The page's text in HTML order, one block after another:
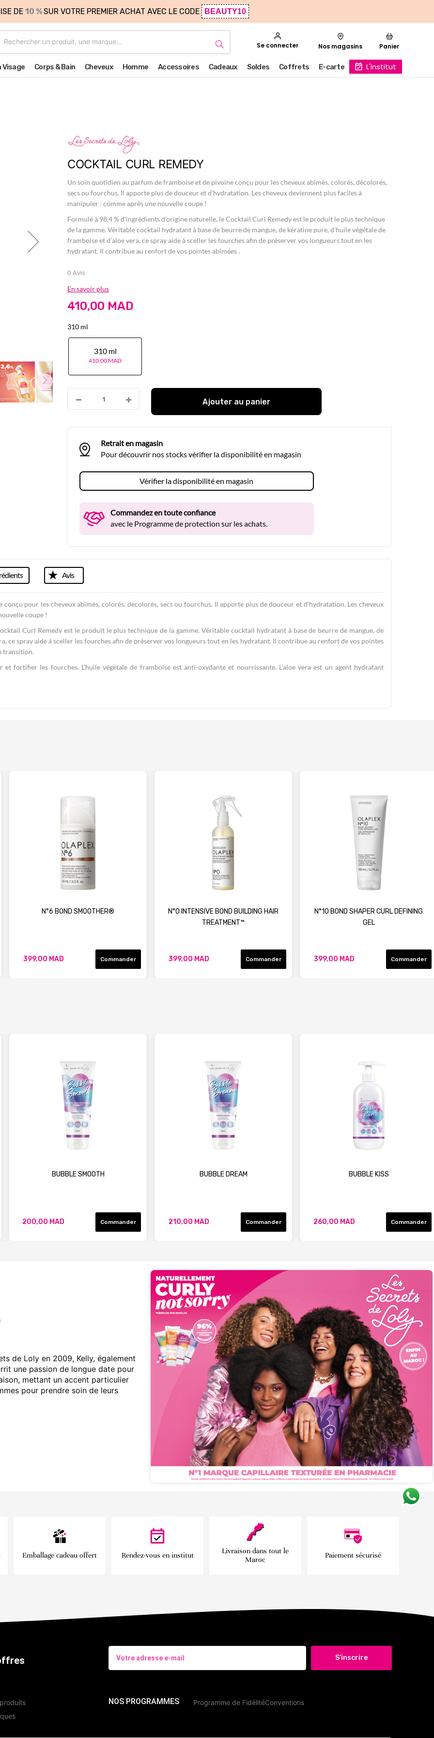
DE 10 %SUR VOTRE PREMIER ACHAT AVEC LE CODE BEAUTY10
Se connecter Nos magasins Panier
Visage Corps & Bain Cheveux Homme Accessoires Cadeaux Soldes Coffrets E-carte L'institut
COCKTAIL CURL REMEDY
Un soin quotidien au parfum de framboise et de pivoine conçu pour les cheveux abîmés, colorés, décolorés,
secs ou fourchus. Il apporte plus de douceur et d'hydratation. Les cheveux deviennent plus faciles à
manipuler : comme après une nouvelle coupe !
Formulé à 98,4 % d’ingrédients d'origine naturelle, le Cocktail Curl Remedy est le produit le plus technique
de la gamme. Véritable cocktail hydratant à base de beurre de mangue, de kératine pure, d’huile végétale de
framboise et d’aloe vera, ce spray aide à sceller les fourches afin de préserver vos longueurs tout en les
hydratant. Il contribue au renfort de vos pointes abîmées .
0 Avis
En savoir plus
410,00 MAD
310 ml
310 ml
410,00 MAD
Ajouter au panier
Retrait en magasin
Pour découvrir nos stocks vérifier la disponibilité en magasin
Vérifier la disponibilité en magasin
Commandez en toute confiance
avec le Programme de protection sur les achats.
pour les cheveux abîmés, colorés, décolorés, secs ou fourchus. Il apporte plus de douceur et d'hydratation. Les cheveux
coupe !
Curl Remedy est le produit le plus technique de la gamme. Véritable cocktail hydratant à base de beurre de mangue, de
ce spray aide à sceller les fourches afin de préserver vos longueurs tout en les hydratant. Il contribue au renfort de vos pointes
transition.
fortifier les fourches. L’huile végétale de framboise est anti-oxydante et nourrissante. L’aloe vera est un agent hydratant
Avis
N°6 BOND SMOOTHER®
399,00 MAD Commander
N°0 INTENSIVE BOND BUILDING HAIR
TREATMENT™
399,00 MAD Commander
N°10 BOND SHAPER CURL DEFINING
GEL
399,00 MAD Commander
BUBBLE SMOOTH
200,00 MAD Commander
BUBBLE DREAM
210,00 MAD Commander
BUBBLE KISS
260,00 MAD Commander
de Loly en 2009, Kelly, également
une passion de longue date pour
mettant un accent particulier
pour prendre soin de leurs
Emballage cadeau offert Rendez-vous en institut
Livraison dans tout le
Maroc
Paiement sécurisé
S’inscrire
NOS PROGRAMMES Programme de FidélitéConventions